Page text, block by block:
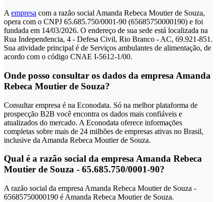
A empresa com a razão social Amanda Rebeca Moutier de Souza,
opera com o CNPJ 65.685.750/0001-90 (65685750000190) e foi
fundada em 14/03/2026. O endereço de sua sede está localizada na
Rua Independencia, 4 - Defesa Civil, Rio Branco - AC, 69.921-851.
Sua atividade principal é de Serviços ambulantes de alimentação, de
acordo com o código CNAE I-5612-1/00.
Onde posso consultar os dados da empresa Amanda
Rebeca Moutier de Souza?
Consultar empresa é na Econodata. Só na melhor plataforma de
prospecção B2B você encontra os dados mais confiáveis e
atualizados do mercado. A Econodata oferece informações
completas sobre mais de 24 milhões de empresas ativas no Brasil,
inclusive da Amanda Rebeca Moutier de Souza.
Qual é a razão social da empresa Amanda Rebeca
Moutier de Souza - 65.685.750/0001-90?
A razão social da empresa Amanda Rebeca Moutier de Souza -
65685750000190 é Amanda Rebeca Moutier de Souza.